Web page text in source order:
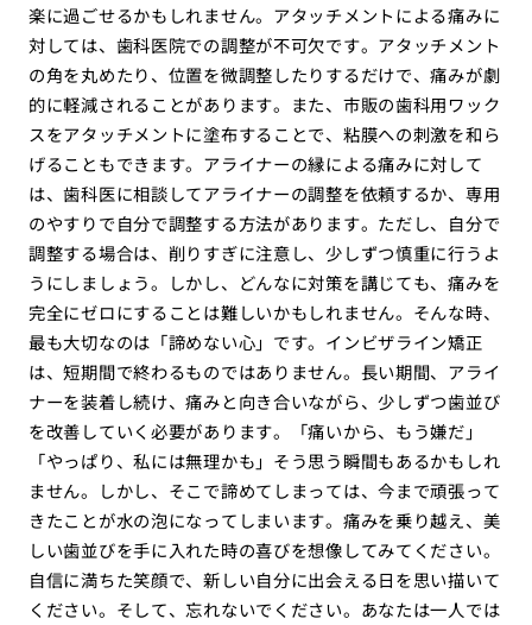
楽に過ごせるかもしれません。アタッチメントによる痛みに
対しては、歯科医院での調整が不可欠です。アタッチメント
の角を丸めたり、位置を微調整したりするだけで、痛みが劇
的に軽減されることがあります。また、市販の歯科用ワック
スをアタッチメントに塗布することで、粘膜への刺激を和ら
げることもできます。アライナーの縁による痛みに対して
は、歯科医に相談してアライナーの調整を依頼するか、専用
のやすりで自分で調整する方法があります。ただし、自分で
調整する場合は、削りすぎに注意し、少しずつ慎重に行うよ
うにしましょう。しかし、どんなに対策を講じても、痛みを
完全にゼロにすることは難しいかもしれません。そんな時、
最も大切なのは「諦めない心」です。インビザライン矯正
は、短期間で終わるものではありません。長い期間、アライ
ナーを装着し続け、痛みと向き合いながら、少しずつ歯並び
を改善していく必要があります。「痛いから、もう嫌だ」
「やっぱり、私には無理かも」そう思う瞬間もあるかもしれ
ません。しかし、そこで諦めてしまっては、今まで頑張って
きたことが水の泡になってしまいます。痛みを乗り越え、美
しい歯並びを手に入れた時の喜びを想像してみてください。
自信に満ちた笑顔で、新しい自分に出会える日を思い描いて
ください。そして、忘れないでください。あなたは一人では